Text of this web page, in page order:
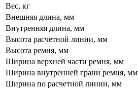
Вес, кг
Внешняя длина, мм
Внутренняя длина, мм
Высота расчетной линии, мм
Высота ремня, мм
Ширина верхней части ремня, мм
Ширина внутренней грани ремня, мм
Ширина по расчетной линии, мм